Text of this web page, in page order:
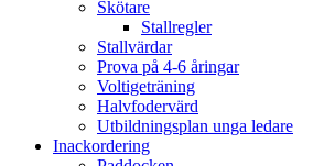
Skötare
Stallregler
Stallvärdar
Prova på 4-6 åringar
Voltigeträning
Halvfodervärd
Utbildningsplan unga ledare
Inackordering